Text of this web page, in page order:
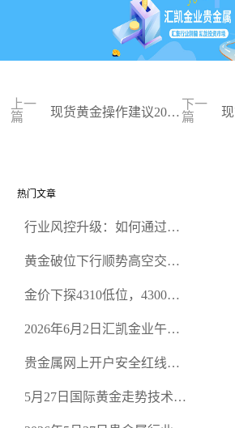
上一
篇
现货黄金操作建议2023
下一
篇
热门文章
行业风控升级：如何通过正
规黄金开户交易平台？
黄金破位下行顺势高空交易
金价下探4310低位，4300关
2026年6月2日汇凯金业午盘
空头清算算法如何布防？
贵金属网上开户安全红线：
恶意洗盘陷阱
5月27日国际黄金走势技术盘